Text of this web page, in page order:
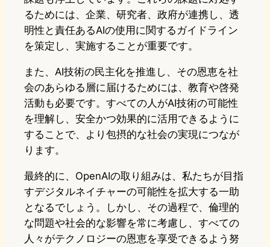
るためには、企業、研究者、政府が連携し、透
明性と責任あるAIの使用に関するガイドライン
を策定し、実施することが重要です。
また、AI技術の民主化を推進し、その恩恵を社
会のあらゆる層に届けるためには、教育や啓発
活動も必要です。すべての人がAI技術の可能性
を理解し、安全かつ効果的に活用できるように
することで、より包摂的な社会の実現につなが
ります。
最終的に、OpenAIの取り組みは、私たちが目指
すデジタルネイチャーの可能性を拡大する一助
となるでしょう。しかし、その過程で、倫理的
な問題や社会的な影響を常に考慮し、すべての
人々がテクノロジーの恩恵を享受できるよう努